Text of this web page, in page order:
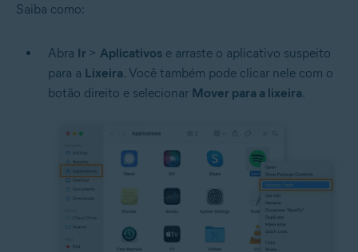
Saiba como:
Abra Ir > Aplicativos e arraste o aplicativo suspeito
para a Lixeira. Você também pode clicar nele com o
botão direito e selecionar Mover para a lixeira.